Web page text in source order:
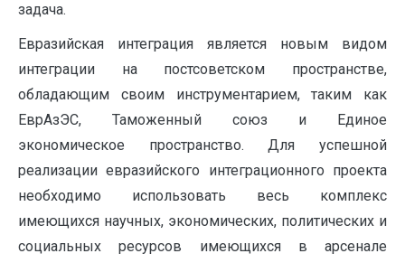
задача.
Евразийская интеграция является новым видом
интеграции на постсоветском пространстве,
обладающим своим инструментарием, таким как
ЕврАзЭС, Таможенный союз и Единое
экономическое пространство. Для успешной
реализации евразийского интеграционного проекта
необходимо использовать весь комплекс
имеющихся научных, экономических, политических и
социальных ресурсов имеющихся в арсенале